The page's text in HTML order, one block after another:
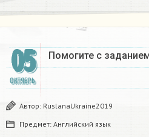
05
ОКТЯБРЬ
Помогите с
Автор: RuslanaUkraine2019
Предмет: Английский язык